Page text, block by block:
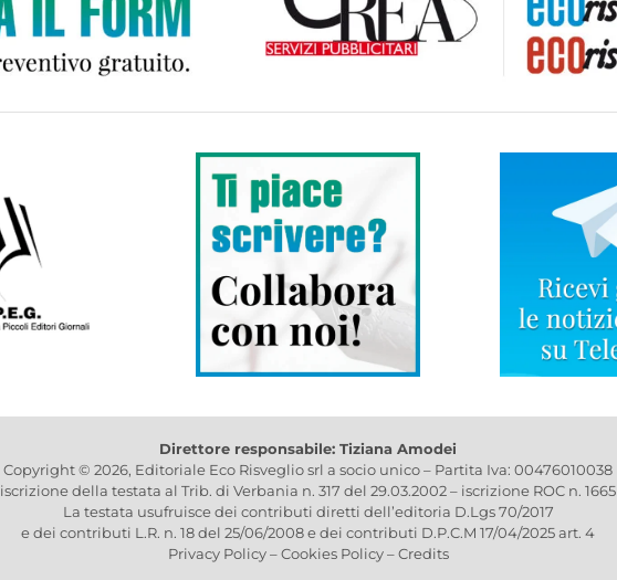
Direttore responsabile: Tiziana Amodei
Copyright © 2026, Editoriale Eco Risveglio srl a socio unico – Partita Iva: 00476010038
iscrizione della testata al Trib. di Verbania n. 317 del 29.03.2002 – iscrizione ROC n. 1665
La testata usufruisce dei contributi diretti dell’editoria D.Lgs 70/2017
e dei contributi L.R. n. 18 del 25/06/2008 e dei contributi D.P.C.M 17/04/2025 art. 4
Privacy Policy–Cookies Policy–Credits